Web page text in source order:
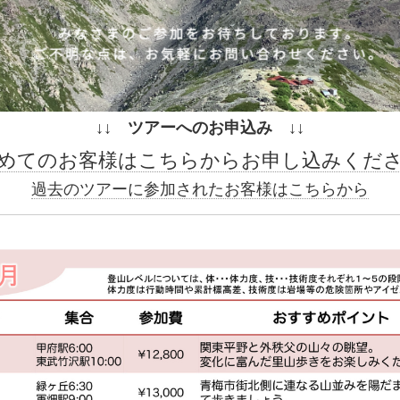
↓↓ ツアーへのお申込み ↓↓
てのお客様はこちらからお申し込みくだ
過去のツアーに参加されたお客様はこちらから